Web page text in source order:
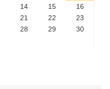
14 15
16
21 22
23
28 29
30